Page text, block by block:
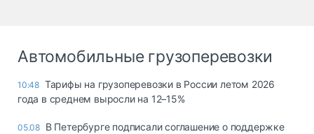
Автомобильные грузоперевозки
10:48 Тарифы на грузоперевозки в России летом 2026
года в среднем выросли на 12–15%
05.08 В Петербурге подписали соглашение о поддержке